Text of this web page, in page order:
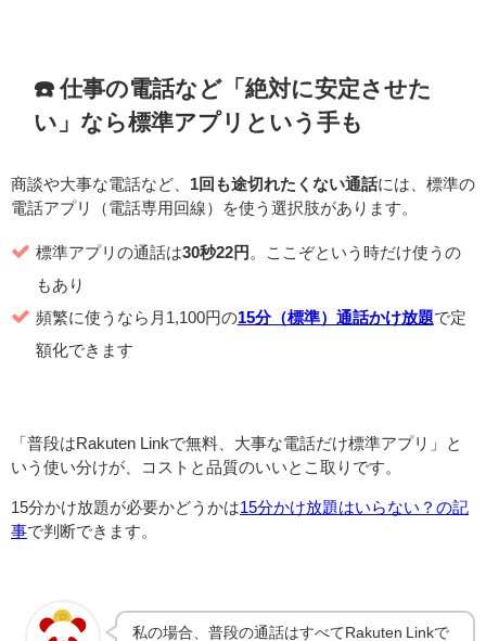
☎️ 仕事の電話など「絶対に安定させた
い」なら標準アプリという手も
商談や大事な電話など、 1回も途切れたくない通話には、標準の
電話アプリ（電話専用回線）を使う選択肢があります。
標準アプリの通話は30秒22円 。ここぞという時だけ使うの
もあり
頻繁に使うなら月1,100円の15分（標準）通話かけ放題で定
額化できます
「普段はRakuten Linkで無料、大事な電話だけ標準アプリ」と
いう使い分けが、コストと品質のいいとこ取りです。
15分かけ放題が必要かどうかは15分かけ放題はいらない？の記
事で判断できます。
私の場合、普段の通話はすべてRakuten Linkで